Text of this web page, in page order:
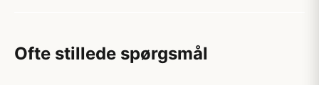
Ofte stillede spørgsmål